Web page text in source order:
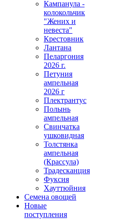
Кампанула -
колокольчик
"Жених и
невеста"
Крестовник
Лантана
Пеларгония
2026 г.
Петуния
ампельная
2026 г
Плектрантус
Полынь
ампельная
Свинчатка
ушковидная
Толстянка
ампельная
(Крассула)
Традесканция
Фуксия
Хауттюйния
Семена овощей
Новые
поступления